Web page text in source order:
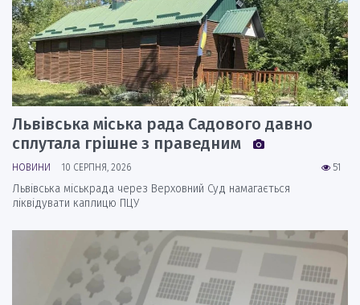
Львівська міська рада Садового давно
сплутала грішне з праведним
51
НОВИНИ 10 СЕРПНЯ, 2026
Львівська міськрада через Верховний Суд намагається
ліквідувати каплицю ПЦУ